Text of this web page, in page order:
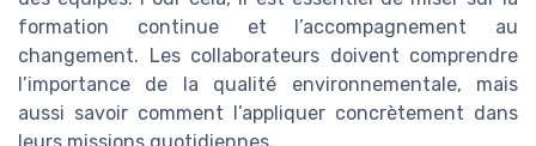
formation continue et l’accompagnement au
changement. Les collaborateurs doivent comprendre
l’importance de la qualité environnementale, mais
aussi savoir comment l’appliquer concrètement dans